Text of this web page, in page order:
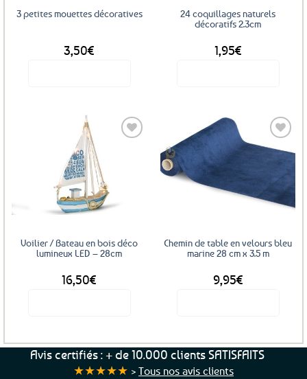
3 petites mouettes décoratives
3,50€
24 coquillages naturels
décoratifs 2.3cm
1,95€
Voilier / Bateau en bois déco
lumineux LED – 28cm
16,50€
aux
favoris
Chemin de table en velours bleu
marine 28 cm x 3.5 m
9,95€
Avis certifiés : + de 10.000 clients SATISFAITS
★★★★★ > Tous nos avis clients